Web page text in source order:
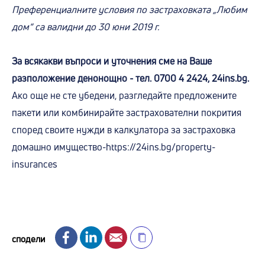
Преференциалните условия по застраховката „Любим
дом“ са валидни до 30 юни 2019 г.
За всякакви въпроси и уточнения сме на Ваше
разположение денонощно - тел. 0700 4 2424, 24ins.bg.
Ако още не сте убедени, разгледайте предложените
пакети или комбинирайте застрахователни покрития
според своите нужди в калкулатора за застраховка
домашно имущество-https://24ins.bg/property-
insurances
сподели
FacebookLinkedIn Email